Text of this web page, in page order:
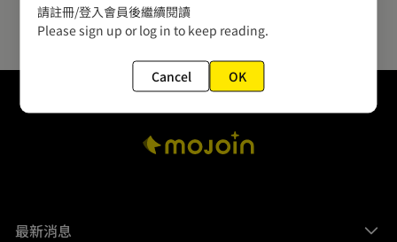
最新消息
請註冊/登入會員後繼續閱讀
Please sign up or log in to keep reading.
Cancel OK